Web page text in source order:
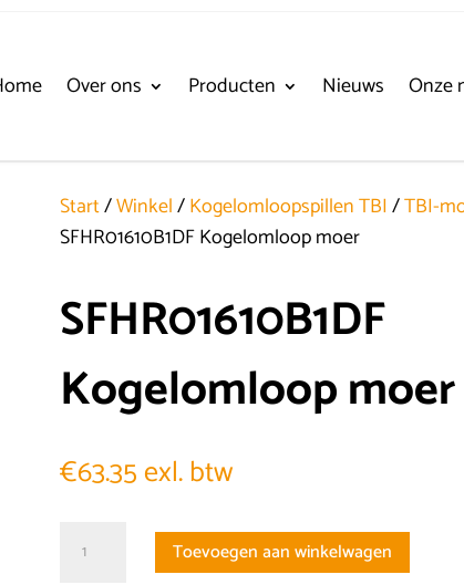
Over ons Producten Nieuws Onze
Start/Winkel/Kogelomloopspillen TBI /TBI-
SFHR01610B1DF Kogelomloop moer
SFHR01610B1DF
Kogelomloop moer
€63.35exl. btw
SFHR01610B1DF
KogelomloopToevoegen aan winkelwagen